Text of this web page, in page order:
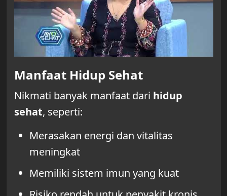
Manfaat Hidup Sehat
Nikmati banyak manfaat dari hidup
sehat, seperti:
Merasakan energi dan vitalitas
meningkat
Memiliki sistem imun yang kuat